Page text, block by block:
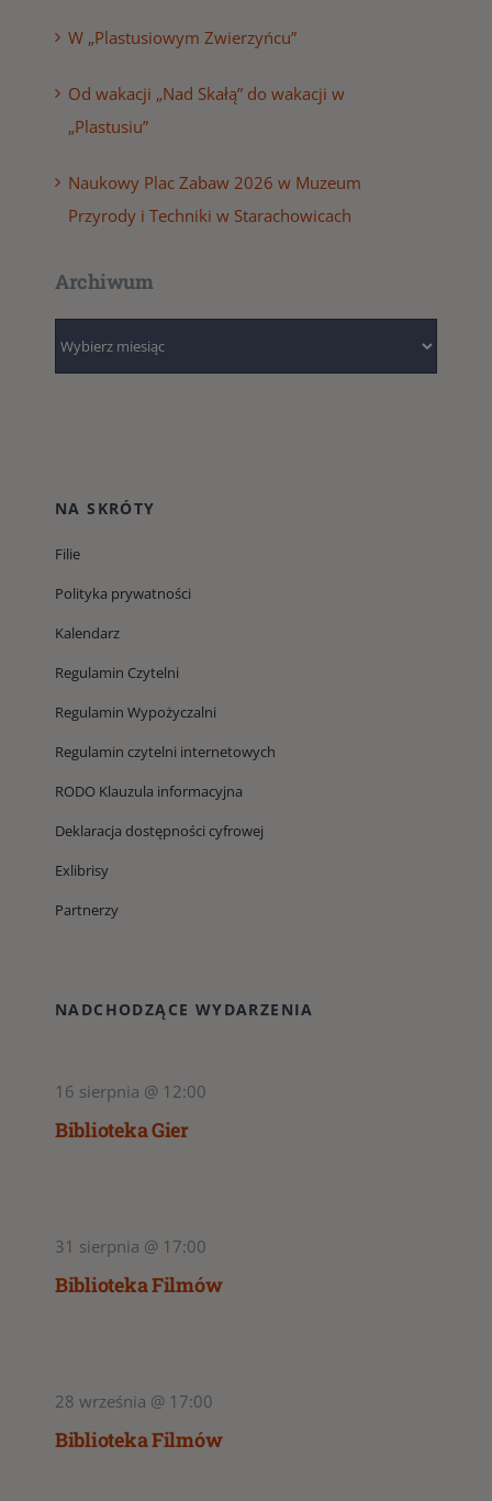
W „Plastusiowym Zwierzyńcu”
Od wakacji „Nad Skałą” do wakacji w
„Plastusiu”
Naukowy Plac Zabaw 2026 w Muzeum
Przyrody i Techniki w Starachowicach
Archiwum
NA SKRÓTY
Filie
Polityka prywatności
Kalendarz
Regulamin Czytelni
Regulamin Wypożyczalni
Regulamin czytelni internetowych
RODO Klauzula informacyjna
Deklaracja dostępności cyfrowej
Exlibrisy
Partnerzy
NADCHODZĄCE WYDARZENIA
16 sierpnia @ 12:00
Biblioteka Gier
31 sierpnia @ 17:00
Biblioteka Filmów
28 września @ 17:00
Biblioteka Filmów